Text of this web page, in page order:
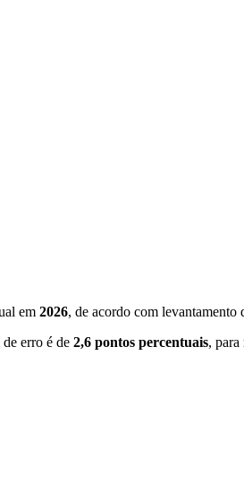
em 2026, de acordo com levantamento
erro é de 2,6 pontos percentuais,